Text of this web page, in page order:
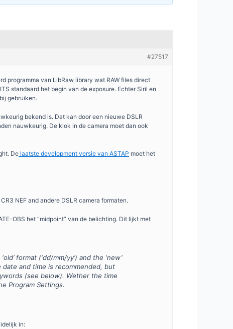
#27517
programma van LibRaw library wat RAW files direct
standaard het begin van de exposure. Echter Siril en
gebruiken.
bekend is. Dat kan door een nieuwe DSLR
nauwkeurig. De klok in de camera moet dan ook
De laatste development versie van ASTAP moet het
NEF and andere DSLR camera formaten.
OBS het “midpoint” van de belichting. Dit lijkt met
format (‘dd/mm/yy’) and the ‘new’
and time is recommended, but
(see below). Wether the time
Program Settings.
in: